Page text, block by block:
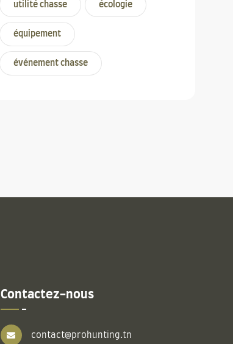
utilité chasse écologie
équipement
événement chasse
Contactez-nous
contact@prohunting.tn